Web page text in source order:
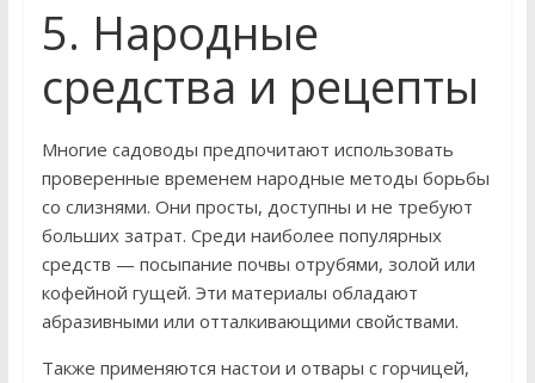
5. Народные
средства и рецепты
Многие садоводы предпочитают использовать
проверенные временем народные методы борьбы
со слизнями. Они просты, доступны и не требуют
больших затрат. Среди наиболее популярных
средств — посыпание почвы отрубями, золой или
кофейной гущей. Эти материалы обладают
абразивными или отталкивающими свойствами.
Также применяются настои и отвары с горчицей,